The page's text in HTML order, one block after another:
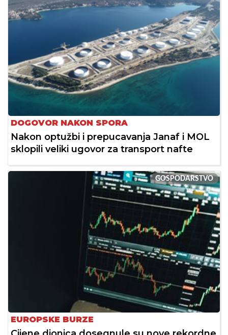
DOGOVOR NAKON SPORA
Nakon optužbi i prepucavanja Janaf i MOL
sklopili veliki ugovor za transport nafte
GOSPODARSTVO
EUROPSKE BURZE